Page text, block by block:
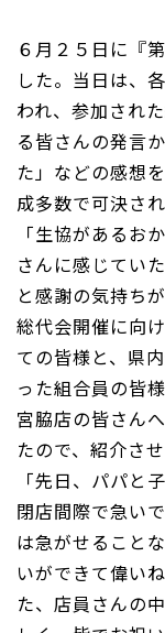
６月２５日に『
した。当日は、
われ、参加され
る皆さんの発言
た」などの感想
成多数で可決さ
「生協があるお
さんに感じてい
と感謝の気持ち
総代会開催に向
ての皆様と、県
った組合員の皆
宮脇店の皆さん
たので、紹介さ
「先日、パパと
閉店間際で急い
は急がせること
いができて偉い
た、店員さんの